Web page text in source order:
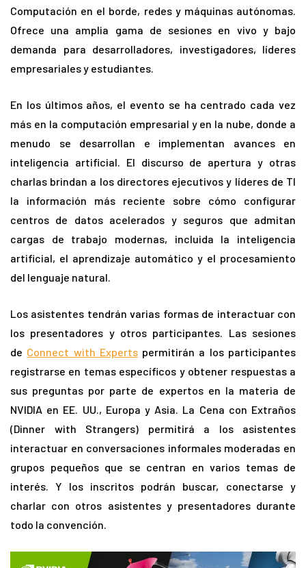
Computación en el borde, redes y máquinas autónomas.
Ofrece una amplia gama de sesiones en vivo y bajo
demanda para desarrolladores, investigadores, líderes
empresariales y estudiantes.
En los últimos años, el evento se ha centrado cada vez
más en la computación empresarial y en la nube, donde a
menudo se desarrollan e implementan avances en
inteligencia artificial. El discurso de apertura y otras
charlas brindan a los directores ejecutivos y líderes de TI
la información más reciente sobre cómo configurar
centros de datos acelerados y seguros que admitan
cargas de trabajo modernas, incluida la inteligencia
artificial, el aprendizaje automático y el procesamiento
del lenguaje natural.
Los asistentes tendrán varias formas de interactuar con
los presentadores y otros participantes. Las sesiones
de Connect with Expertspermitirán a los participantes
registrarse en temas específicos y obtener respuestas a
sus preguntas por parte de expertos en la materia de
NVIDIA en EE. UU., Europa y Asia. La Cena con Extraños
(Dinner with Strangers) permitirá a los asistentes
interactuar en conversaciones informales moderadas en
grupos pequeños que se centran en varios temas de
interés. Y los inscritos podrán buscar, conectarse y
charlar con otros asistentes y presentadores durante
todo la convención.